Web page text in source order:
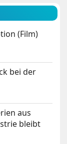
(Film)
bei der
aus
bleibt